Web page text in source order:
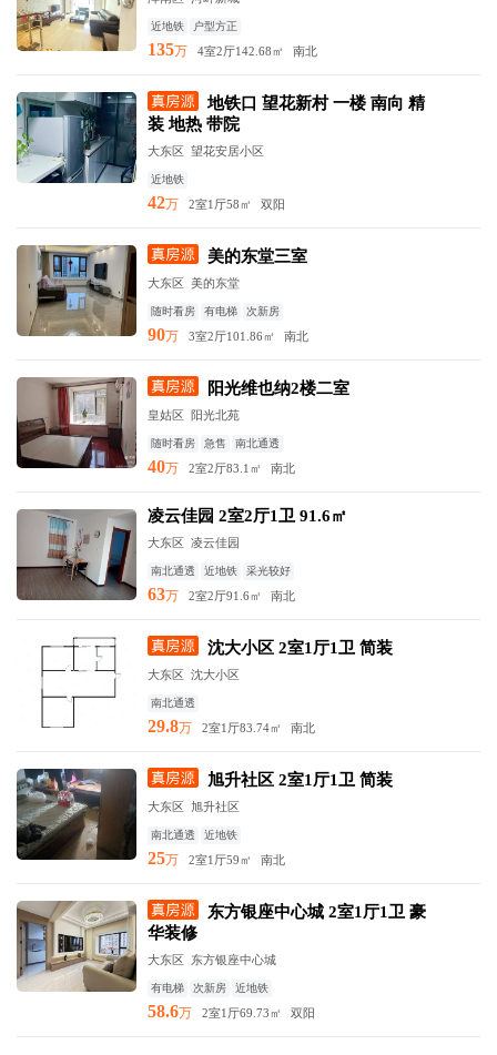
近地铁 户型方正
135万 4室2厅142.68㎡ 南北
地铁口 望花新村 一楼 南向 精
装 地热 带院
大东区 望花安居小区
近地铁
42万 2室1厅58㎡ 双阳
美的东堂三室
大东区 美的东堂
随时看房 有电梯 次新房
90万 3室2厅101.86㎡ 南北
阳光维也纳2楼二室
皇姑区 阳光北苑
随时看房 急售 南北通透
40万 2室2厅83.1㎡ 南北
凌云佳园 2室2厅1卫 91.6㎡
大东区 凌云佳园
南北通透 近地铁 采光较好
63万 2室2厅91.6㎡ 南北
沈大小区 2室1厅1卫 简装
大东区 沈大小区
南北通透
29.8万 2室1厅83.74㎡ 南北
旭升社区 2室1厅1卫 简装
大东区 旭升社区
南北通透 近地铁
25万 2室1厅59㎡ 南北
东方银座中心城 2室1厅1卫 豪
华装修
大东区 东方银座中心城
有电梯 次新房 近地铁
58.6万 2室1厅69.73㎡ 双阳